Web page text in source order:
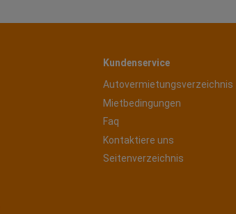
Kundenservice
Autovermietungsverzeichnis
Mietbedingungen
Faq
Kontaktiere uns
Seitenverzeichnis